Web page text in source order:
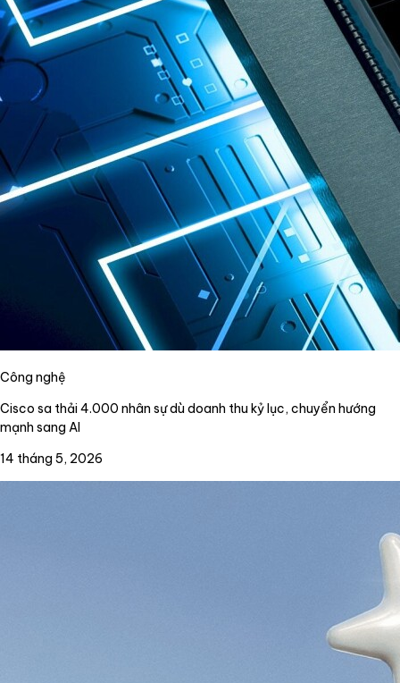
Công nghệ
Cisco sa thải 4.000 nhân sự dù doanh thu kỷ lục, chuyển hướng
mạnh sang AI
14 tháng 5, 2026